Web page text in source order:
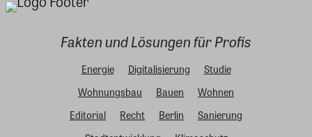
Fakten und Lösungen für Profis
Energie Digitalisierung
Studie
Wohnungsbau
Bauen
Wohnen
Editorial
Recht Berlin
Sanierung